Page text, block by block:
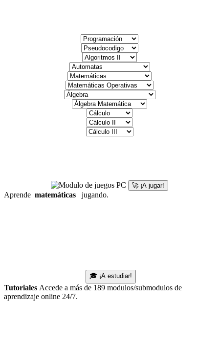
🚀 ¡A jugar!
Aprende matemáticas jugando.
🎓 ¡A estudiar!
Tutoriales Accede a más de 189 modulos/submodulos de
aprendizaje online 24/7.